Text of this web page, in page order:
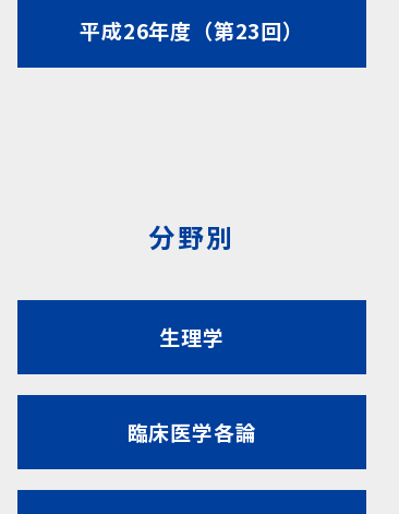
平成26年度（第23回）
分野別
生理学
臨床医学各論